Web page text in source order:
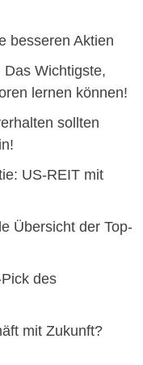
besseren Aktien
Wichtigste,
lernen können!
sollten
US-REIT mit
Übersicht der Top-
des
mit Zukunft?